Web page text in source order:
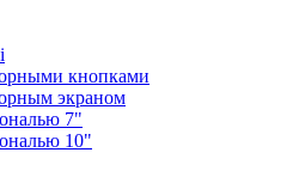
кнопками
экраном
7"
10"